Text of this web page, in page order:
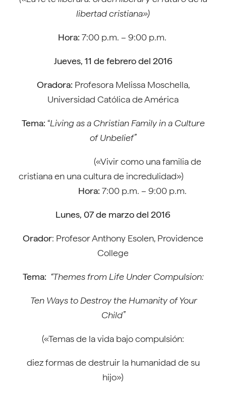
libertad cristiana»)
Hora: 7:00 p.m. – 9:00 p.m.
Jueves, 11 de febrero del 2016
Oradora: Profesora Melissa Moschella,
Universidad Católica de América
Tema: “Living as a Christian Family in a Culture
of Unbelief”
(«Vivir como una familia de
cristiana en una cultura de incredulidad»)
Hora: 7:00 p.m. – 9:00 p.m.
Lunes, 07 de marzo del 2016
Orador: Profesor Anthony Esolen, Providence
College
Tema: “Themes from Life Under Compulsion:
Ten Ways to Destroy the Humanity of Your
Child”
(«Temas de la vida bajo compulsión:
diez formas de destruir la humanidad de su
hijo»)